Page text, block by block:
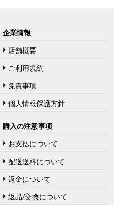
企業情報
店舗概要
ご利用規約
免責事項
個人情報保護方針
購入の注意事项
お支払について
配送送料について
返金について
返品/交換について